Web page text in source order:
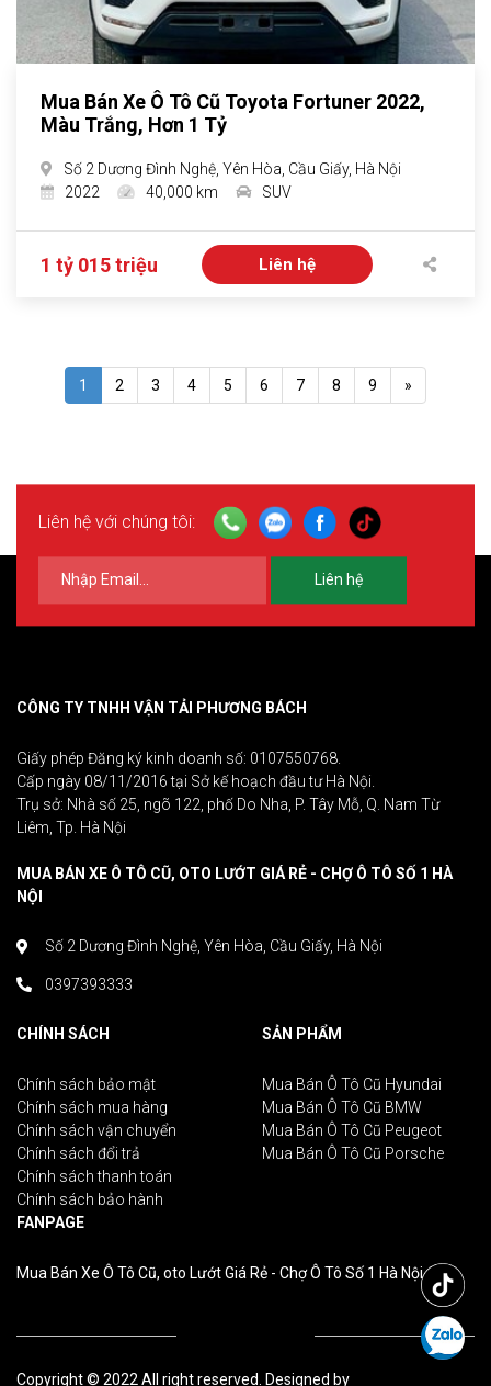
Mua Bán Xe Ô Tô Cũ Toyota Fortuner 2022,
Màu Trắng, Hơn 1 Tỷ
Số 2 Dương Đình Nghệ, Yên Hòa, Cầu Giấy, Hà Nội
2022
40,000 km SUV
1 tỷ 015 triệu Liên hệ
1 2 3 4 5 6 7 8 9 »
Liên hệ với chúng tôi:
Liên hệ
CÔNG TY TNHH VẬN TẢI PHƯƠNG BÁCH
Giấy phép Đăng ký kinh doanh số: 0107550768.
Cấp ngày 08/11/2016 tại Sở kế hoạch đầu tư Hà Nội.
Trụ sở: Nhà số 25, ngõ 122, phố Do Nha, P. Tây Mỗ, Q. Nam Từ
Liêm, Tp. Hà Nội
MUA BÁN XE Ô TÔ CŨ, OTO LƯỚT GIÁ RẺ - CHỢ Ô TÔ SỐ 1 HÀ
NỘI
Số 2 Dương Đình Nghệ, Yên Hòa, Cầu Giấy, Hà Nội
0397393333
CHÍNH SÁCH
Chính sách bảo mật
Chính sách mua hàng
Chính sách vận chuyển
Chính sách đổi trả
Chính sách thanh toán
Chính sách bảo hành
SẢN PHẨM
Mua Bán Ô Tô Cũ Hyundai
Mua Bán Ô Tô Cũ BMW
Mua Bán Ô Tô Cũ Peugeot
Mua Bán Ô Tô Cũ Porsche
FANPAGE
Mua Bán Xe Ô Tô Cũ, oto Lướt Giá Rẻ - Chợ Ô Tô Số 1 Hà Nội
Copyright © 2022 All right reserved. Designed by